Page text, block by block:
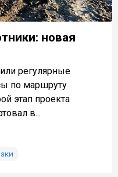
новая
регулярные
по маршруту
этап проекта
в...